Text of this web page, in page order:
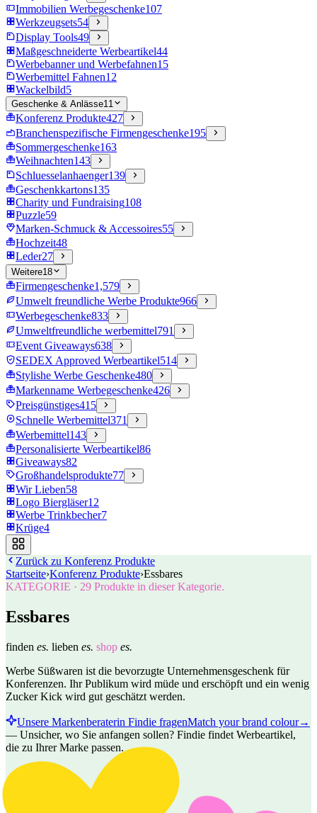
Immobilien Werbegeschenke107
Werkzeugsets54
Display Tools49
Maßgeschneiderte Werbeartikel44
Werbebanner und Werbefahnen15
Werbemittel Fahnen12
Wackelbild5
Geschenke & Anlässe11
Konferenz Produkte427
Branchenspezifische Firmengeschenke195
Sommergeschenke163
Weihnachten143
Schluesselanhaenger139
Geschenkkartons135
Charity und Fundraising108
Puzzle59
Marken-Schmuck & Accessoires55
Hochzeit48
Leder27
Weitere18
Firmengeschenke1,579
Umwelt freundliche Werbe Produkte966
Werbegeschenke833
Umweltfreundliche werbemittel791
Event Giveaways638
SEDEX Approved Werbeartikel514
Stylishe Werbe Geschenke480
Markenname Werbegeschenke426
Preisgünstiges415
Schnelle Werbemittel371
Werbemittel143
Personalisierte Werbeartikel86
Giveaways82
Großhandelsprodukte77
Wir Lieben58
Logo Biergläser12
Werbe Trinkbecher7
Krüge4
Zurück zu Konferenz Produkte
Startseite›Konferenz Produkte›Essbares
KATEGORIE · 29 Produkte in dieser Kategorie.
Essbares
finden es. lieben es. shop es.
Werbe Süßwaren ist die bevorzugte Unternehmensgeschenk für
Konferenzen. Ihr Publikum wird müde und erschöpft und ein wenig
Zucker Kick wird gut geschätzt werden.
Unsere Markenberaterin Findie fragenMatch your brand colour→
— Unsicher, wo Sie anfangen sollen? Findie findet Werbeartikel,
die zu Ihrer Marke passen.